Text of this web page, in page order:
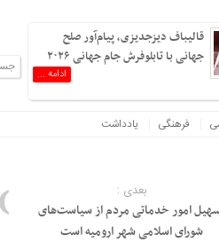
قالیباف دیزجدیزی، پیام‌آور صلح
جهانی با تابلوفرش جام جهانی ۲۰۲۶
ادامه ...
فرهنگی یادداشت
بعدی :
امور خدماتی مردم از سیاست‌های
شورای اسلامی شهر ارومیه است